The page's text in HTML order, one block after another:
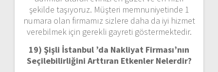
şekilde taşıyoruz. Müşteri memnuniyetinde 1
numara olan firmamız sizlere daha da iyi hizmet
verebilmek için gerekli gayreti göstermektedir.
19) Şişli İstanbul ’da Nakliyat Firması’nın
Seçilebilirliğini Arttıran Etkenler Nelerdir?